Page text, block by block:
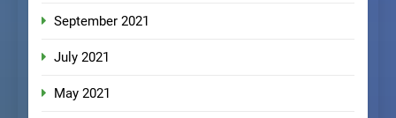
September 2021
July 2021
May 2021